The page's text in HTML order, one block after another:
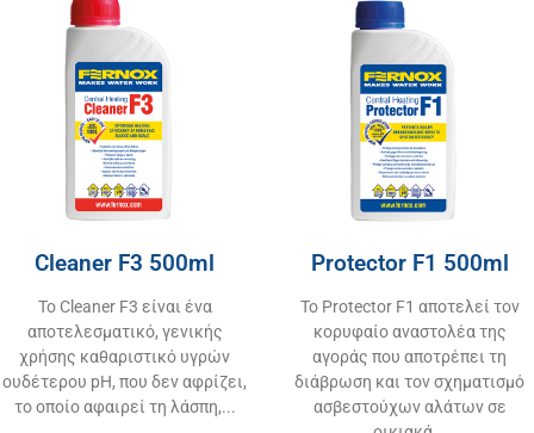
Cleaner F3 500ml
Το Cleaner F3 είναι ένα
αποτελεσματικό, γενικής
χρήσης καθαριστικό υγρών
ουδέτερου pH, που δεν αφρίζει,
το οποίο αφαιρεί τη λάσπη,
Protector F1 500ml
Το Protector F1 αποτελεί τον
κορυφαίο αναστολέα της
αγοράς που αποτρέπει τη
διάβρωση και τον σχηματισμό
ασβεστούχων αλάτων σε